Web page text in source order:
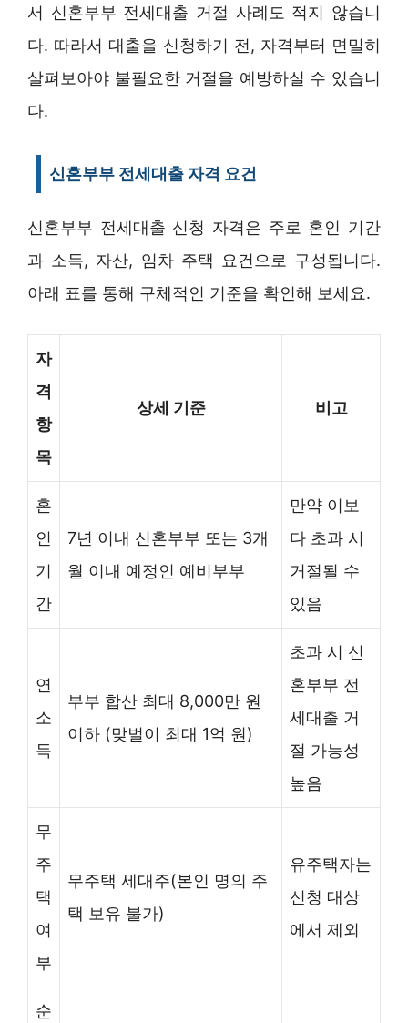
서 신혼부부 전세대출 거절 사례도 적지 않습니
다. 따라서 대출을 신청하기 전, 자격부터 면밀히
살펴보아야 불필요한 거절을 예방하실 수 있습니
다.
신혼부부 전세대출 자격 요건
신혼부부 전세대출 신청 자격은 주로 혼인 기간
과 소득, 자산, 임차 주택 요건으로 구성됩니다.
아래 표를 통해 구체적인 기준을 확인해 보세요.
자
격
항
목
상세 기준 비고
혼
인
기
간
7년 이내 신혼부부 또는 3개
월 이내 예정인 예비부부
만약 이보
다 초과 시
거절될 수
있음
연
소
득
부부 합산 최대 8,000만 원
이하 (맞벌이 최대 1억 원)
초과 시 신
혼부부 전
세대출 거
절 가능성
높음
무
주
택
여
부
무주택 세대주(본인 명의 주
택 보유 불가)
유주택자는
신청 대상
에서 제외
순